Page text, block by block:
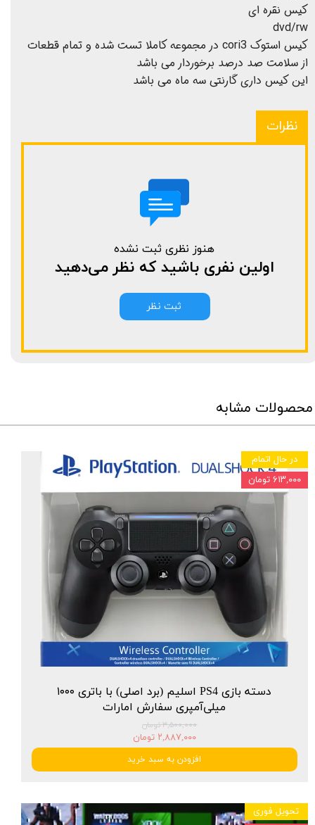
کیس نقره ای
dvd/rw
کیس استوک cori3 در مجموعه کاملا تست شده و تمام قطعات
از سلامت صد درصد برخوردار می باشد
این کیس داری گارنتی سه ماه می باشد
نظرات
هنوز نظری ثبت نشده
اولین نفری باشید که نظر می‌دهید
ثبت نظر
محصولات مشابه
دسته بازی PS4 اسلیم (برد اصلی) با باتری ۱۰۰۰
میلی‌آمپری سفارش امارات
۳,۵۰۰,۰۰۰ تومان
۲,۸۸۷,۰۰۰ تومان
افزودن به سبد خرید
در حال اتمام
۶۱۳,۰۰۰ تومان
تحویل فوری